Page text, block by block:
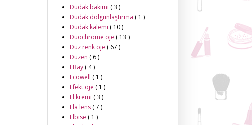
Dudak bakımı ( 3 )
Dudak dolgunlaştırma ( 1 )
Dudak kalemi ( 10 )
Duochrome oje ( 13 )
Düz renk oje ( 67 )
Düzen ( 6 )
EBay ( 4 )
Ecowell ( 1 )
Efekt oje ( 1 )
El kremi ( 3 )
Ela lens ( 7 )
Elbise ( 1 )